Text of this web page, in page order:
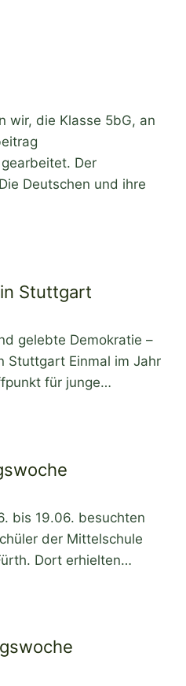
wir, die Klasse 5bG, an
gearbeitet. Der
Deutschen und ihre
in Stuttgart
gelebte Demokratie –
Stuttgart Einmal im Jahr
für junge…
bis 19.06. besuchten
der Mittelschule
Dort erhielten…